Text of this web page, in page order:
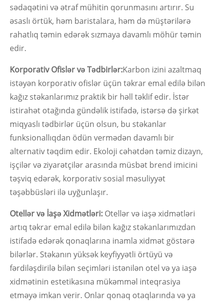
sədaqətini və ətraf mühitin qorunmasını artırır. Su
əsaslı örtük, həm baristalara, həm də müştərilərə
rahatlıq təmin edərək sızmaya davamlı möhür təmin
edir.
Korporativ Ofislər və Tədbirlər:Karbon izini azaltmaq
istəyən korporativ ofislər üçün təkrar emal edilə bilən
kağız stəkanlarımız praktik bir həll təklif edir. İstər
istirahət otağında gündəlik istifadə, istərsə də şirkət
miqyaslı tədbirlər üçün olsun, bu stəkanlar
funksionallıqdan ödün vermədən davamlı bir
alternativ təqdim edir. Ekoloji cəhətdən təmiz dizayn,
işçilər və ziyarətçilər arasında müsbət brend imicini
təşviq edərək, korporativ sosial məsuliyyət
təşəbbüsləri ilə uyğunlaşır.
Otellər və İaşə Xidmətləri: Otellər və iaşə xidmətləri
artıq təkrar emal edilə bilən kağız stəkanlarımızdan
istifadə edərək qonaqlarına inamla xidmət göstərə
bilərlər. Stəkanın yüksək keyfiyyətli örtüyü və
fərdiləşdirilə bilən seçimləri istənilən otel və ya iaşə
xidmətinin estetikasına mükəmməl inteqrasiya
etməyə imkan verir. Onlar qonaq otaqlarında və ya